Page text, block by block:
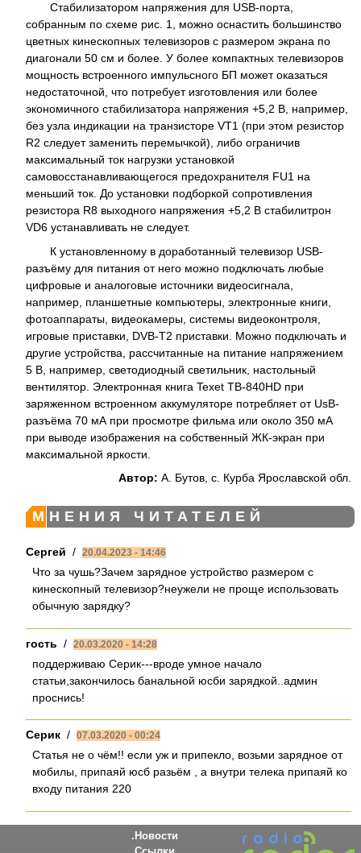
Стабилизатором напряжения для USB-порта,
собранным по схеме рис. 1, можно оснастить большинство
цветных кинескопных телевизоров с размером экрана по
диагонали 50 см и более. У более компактных телевизоров
мощность встроенного импульсного БП может оказаться
недостаточной, что потребует изготовления или более
экономичного стабилизатора напряжения +5,2 В, например,
без узла индикации на транзисторе VT1 (при этом резистор
R2 следует заменить перемычкой), либо ограничив
максимальный ток нагрузки установкой
самовосстанавливающегося предохранителя FU1 на
меньший ток. До установки подборкой сопротивления
резистора R8 выходного напряжения +5,2 В стабилитрон
VD6 устанавливать не следует.
К установленному в доработанный телевизор USB-
разъёму для питания от него можно подключать любые
цифровые и аналоговые источники видеосигнала,
например, планшетные компьютеры, электронные книги,
фотоаппараты, видеокамеры, системы видеоконтроля,
игровые приставки, DVB-T2 приставки. Можно подключать и
другие устройства, рассчитанные на питание напряжением
5 В, например, светодиодный светильник, настольный
вентилятор. Электронная книга Texet TB-840HD при
заряженном встроенном аккумуляторе потребляет от UsB-
разъёма 70 мА при просмотре фильма или около 350 мА
при выводе изображения на собственный ЖК-экран при
максимальной яркости.
Автор: А. Бутов, с. Курба Ярославской обл.
МНЕНИЯ ЧИТАТЕЛЕЙ
Сергей / 20.04.2023 - 14:46
Что за чушь?Зачем зарядное устройство размером с
кинескопный телевизор?неужели не проще использовать
обычную зарядку?
гость / 20.03.2020 - 14:28
поддерживаю Серик---вроде умное начало
статьи,закончилось банальной юсби зарядкой..админ
проснись!
Серик / 07.03.2020 - 00:24
Статья не о чём!! если уж и припекло, возьми зарядное от
мобилы, припаяй юсб разьём , а внутри телека припаяй ко
входу питания 220
Новости